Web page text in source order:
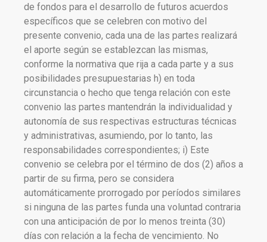
de fondos para el desarrollo de futuros acuerdos
específicos que se celebren con motivo del
presente convenio, cada una de las partes realizará
el aporte según se establezcan las mismas,
conforme la normativa que rija a cada parte y a sus
posibilidades presupuestarias h) en toda
circunstancia o hecho que tenga relación con este
convenio las partes mantendrán la individualidad y
autonomía de sus respectivas estructuras técnicas
y administrativas, asumiendo, por lo tanto, las
responsabilidades correspondientes; i) Este
convenio se celebra por el término de dos (2) años a
partir de su firma, pero se considera
automáticamente prorrogado por períodos similares
si ninguna de las partes funda una voluntad contraria
con una anticipación de por lo menos treinta (30)
días con relación a la fecha de vencimiento. No